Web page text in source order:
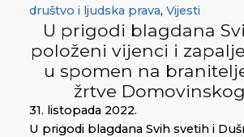
društvo i ljudska prava, Vijesti
U prigodi blagdana
položeni vijenci i
u spomen na
žrtve
31. listopada 2022.
U prigodi blagdana Svih svetih i